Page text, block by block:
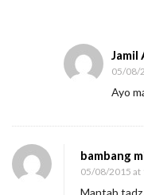
Jamil
05/08/
Ayo
bambang
05/08/2015 at
Mantab